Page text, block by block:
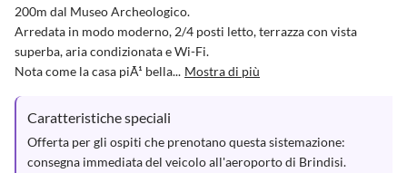
200m dal Museo Archeologico.
Arredata in modo moderno, 2/4 posti letto, terrazza con vista
superba, aria condizionata e Wi-Fi.
Nota come la casa piÃ¹ bella... Mostra di più
Caratteristiche speciali
Offerta per gli ospiti che prenotano questa sistemazione:
consegna immediata del veicolo all'aeroporto di Brindisi.